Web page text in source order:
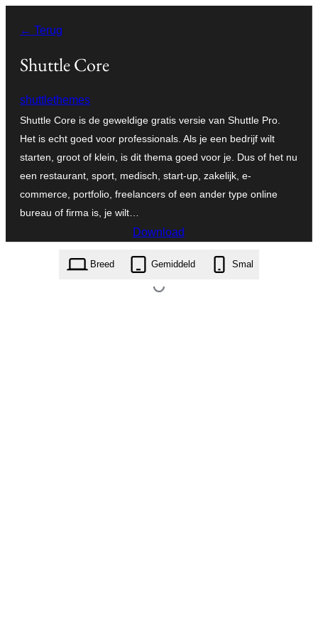
naar
← Terug
Shuttle Core
shuttlethemes
Shuttle Core is de geweldige gratis versie van Shuttle Pro.
Het is echt goed voor professionals. Als je een bedrijf wilt
starten, groot of klein, is dit thema goed voor je. Dus of het nu
een restaurant, sport, medisch, start-up, zakelijk, e-
commerce, portfolio, freelancers of een ander type online
bureau of firma is, je wilt…
Download
shuttle-core.1.0.0.zip
Breed Gemiddeld Smal